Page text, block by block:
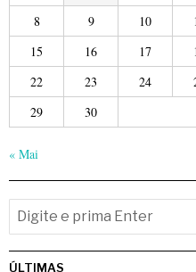
8
9 10
15
16 17
22
23 24
29
30
« Mai
ÚLTIMAS